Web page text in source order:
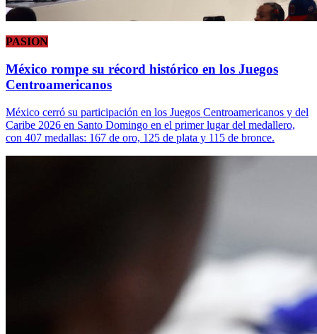
PASION
México rompe su récord histórico en los Juegos
Centroamericanos
México cerró su participación en los Juegos Centroamericanos y del
Caribe 2026 en Santo Domingo en el primer lugar del medallero,
con 407 medallas: 167 de oro, 125 de plata y 115 de bronce.